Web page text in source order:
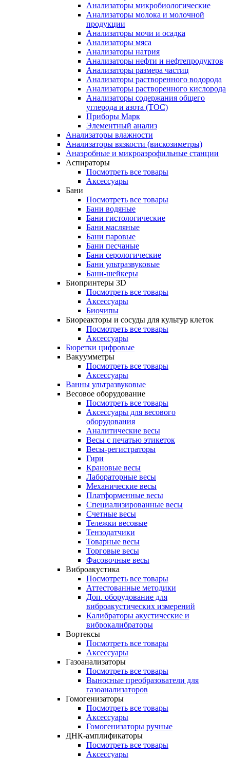
Анализаторы микробиологические
Анализаторы молока и молочной
продукции
Анализаторы мочи и осадка
Анализаторы мяса
Анализаторы натрия
Анализаторы нефти и нефтепродуктов
Анализаторы размера частиц
Анализаторы растворенного водорода
Анализаторы растворенного кислорода
Анализаторы содержания общего
углерода и азота (ТОС)
Приборы Марк
Элементный анализ
Анализаторы влажности
Анализаторы вязкости (вискозиметры)
Анаэробные и микроаэрофильные станции
Аспираторы
Посмотреть все товары
Аксессуары
Бани
Посмотреть все товары
Бани водяные
Бани гистологические
Бани масляные
Бани паровые
Бани песчаные
Бани серологические
Бани ультразвуковые
Бани-шейкеры
Биопринтеры 3D
Посмотреть все товары
Аксессуары
Биочипы
Биореакторы и сосуды для культур клеток
Посмотреть все товары
Аксессуары
Бюретки цифровые
Вакуумметры
Посмотреть все товары
Аксессуары
Ванны ультразвуковые
Весовое оборудование
Посмотреть все товары
Аксессуары для весового
оборудования
Аналитические весы
Весы с печатью этикеток
Весы-регистраторы
Гири
Крановые весы
Лабораторные весы
Механические весы
Платформенные весы
Специализированные весы
Счетные весы
Тележки весовые
Тензодатчики
Товарные весы
Торговые весы
Фасовочные весы
Виброакустика
Посмотреть все товары
Аттестованные методики
Доп. оборудование для
виброакустических измерений
Калибраторы акустические и
виброкалибраторы
Вортексы
Посмотреть все товары
Аксессуары
Газоанализаторы
Посмотреть все товары
Выносные преобразователи для
газоанализаторов
Гомогенизаторы
Посмотреть все товары
Аксессуары
Гомогенизаторы ручные
ДНК-амплификаторы
Посмотреть все товары
Аксессуары